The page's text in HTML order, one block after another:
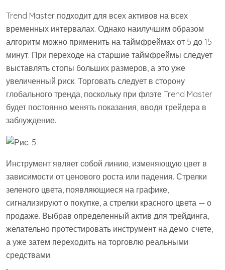
Trend Master подходит для всех активов на всех
временных интервалах. Однако наилучшим образом
алгоритм можно применить на таймфреймах от 5 до 15
минут. При переходе на старшие таймфреймы следует
выставлять стопы больших размеров, а это уже
увеличенный риск. Торговать следует в сторону
глобального тренда, поскольку при флэте Trend Master
будет постоянно менять показания, вводя трейдера в
заблуждение.
Инструмент являет собой линию, изменяющую цвет в
зависимости от ценового роста или падения. Стрелки
зеленого цвета, появляющиеся на графике,
сигнализируют о покупке, а стрелки красного цвета — о
продаже. Выбрав определенный актив для трейдинга,
желательно протестировать инструмент на демо-счете,
а уже затем переходить на торговлю реальными
средствами.